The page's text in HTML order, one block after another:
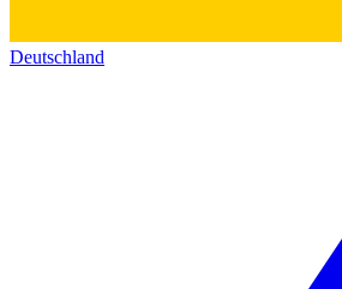
Deutschland